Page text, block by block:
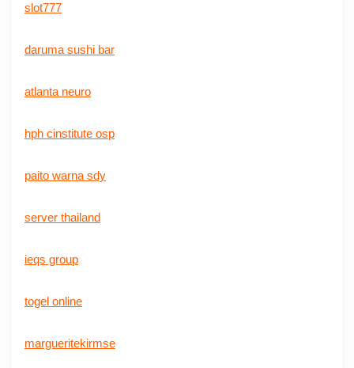
slot777
daruma sushi bar
atlanta neuro
hph cinstitute osp
paito warna sdy
server thailand
ieqs group
togel online
margueritekirmse